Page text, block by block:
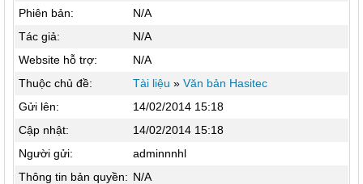
Phiên bản:
N/A
Tác giả:
N/A
Website hỗ trợ:
N/A
Thuộc chủ đề:
Tài liệu » Văn bản Hasitec
Gửi lên:
14/02/2014 15:18
Cập nhật:
14/02/2014 15:18
Người gửi:
adminnnhl
Thông tin bản quyền: N/A